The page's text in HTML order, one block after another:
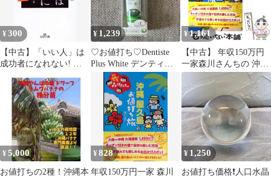
¥300
【中古】「いい人」は
成功者になれない! 男
の値打ちは、仕事と女
と金で決まる (王様文
¥1,239
♡お値打ち♡Dentiste
Plus White デンティス
歯磨き粉 100g
¥1,161
【中古】 年収150万円
一家森川さんちの 沖縄
屋久島 お値打ち旅 （メ
ディアファクトリーの
コミックエッセイ） /
森川弘子 / KADOKAWA
¥ 5,000
お値打ちの2種！沖縄本
¥828
年収150万円一家 森川
¥ 1,250
お値打ち価格❗️人口水晶